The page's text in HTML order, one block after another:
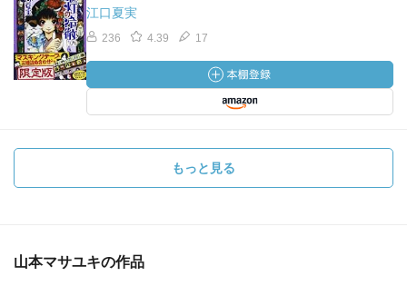
江口夏実
236 4.39 17
もっと見る
山本マサユキの作品